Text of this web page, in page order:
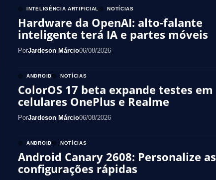
INTELIGÊNCIA ARTIFICIAL NOTÍCIAS
Hardware da OpenAI: alto-falante
inteligente terá IA e partes móveis
PorJardeson Márcio06/08/2026
ANDROID NOTÍCIAS
ColorOS 17 beta expande testes em
celulares OnePlus e Realme
PorJardeson Márcio06/08/2026
ANDROID NOTÍCIAS
Android Canary 2608: Personalize as
configurações rápidas